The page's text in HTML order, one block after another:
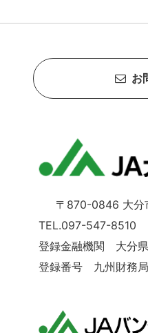
お
〒870-0846 大分
TEL.097-547-8510
登録金融機関 大分
登録番号 九州財務